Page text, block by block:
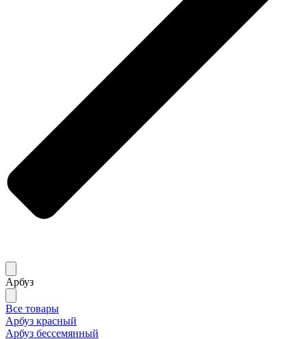
Арбуз
Все товары
Арбуз красный
Арбуз бессемянный